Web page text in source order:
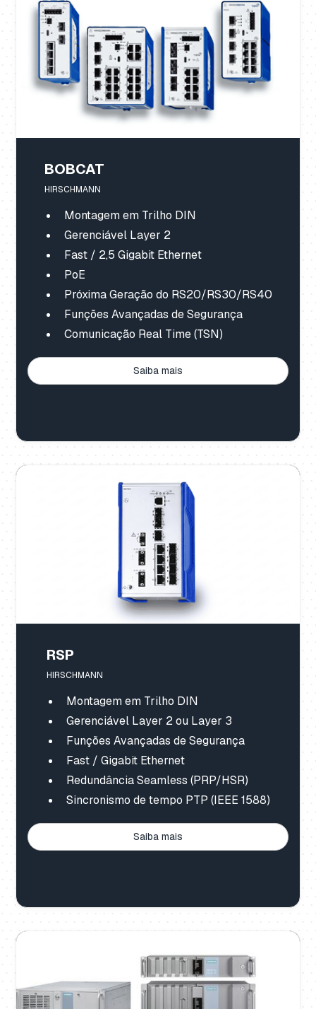
BOBCAT
HIRSCHMANN
Montagem em Trilho DIN
Gerenciável Layer 2
Fast / 2,5 Gigabit Ethernet
PoE
Próxima Geração do RS20/RS30/RS40
Funções Avançadas de Segurança
Comunicação Real Time (TSN)
Saiba mais
RSP
HIRSCHMANN
Montagem em Trilho DIN
Gerenciável Layer 2 ou Layer 3
Funções Avançadas de Segurança
Fast / Gigabit Ethernet
Redundância Seamless (PRP/HSR)
Sincronismo de tempo PTP (IEEE 1588)
Saiba mais